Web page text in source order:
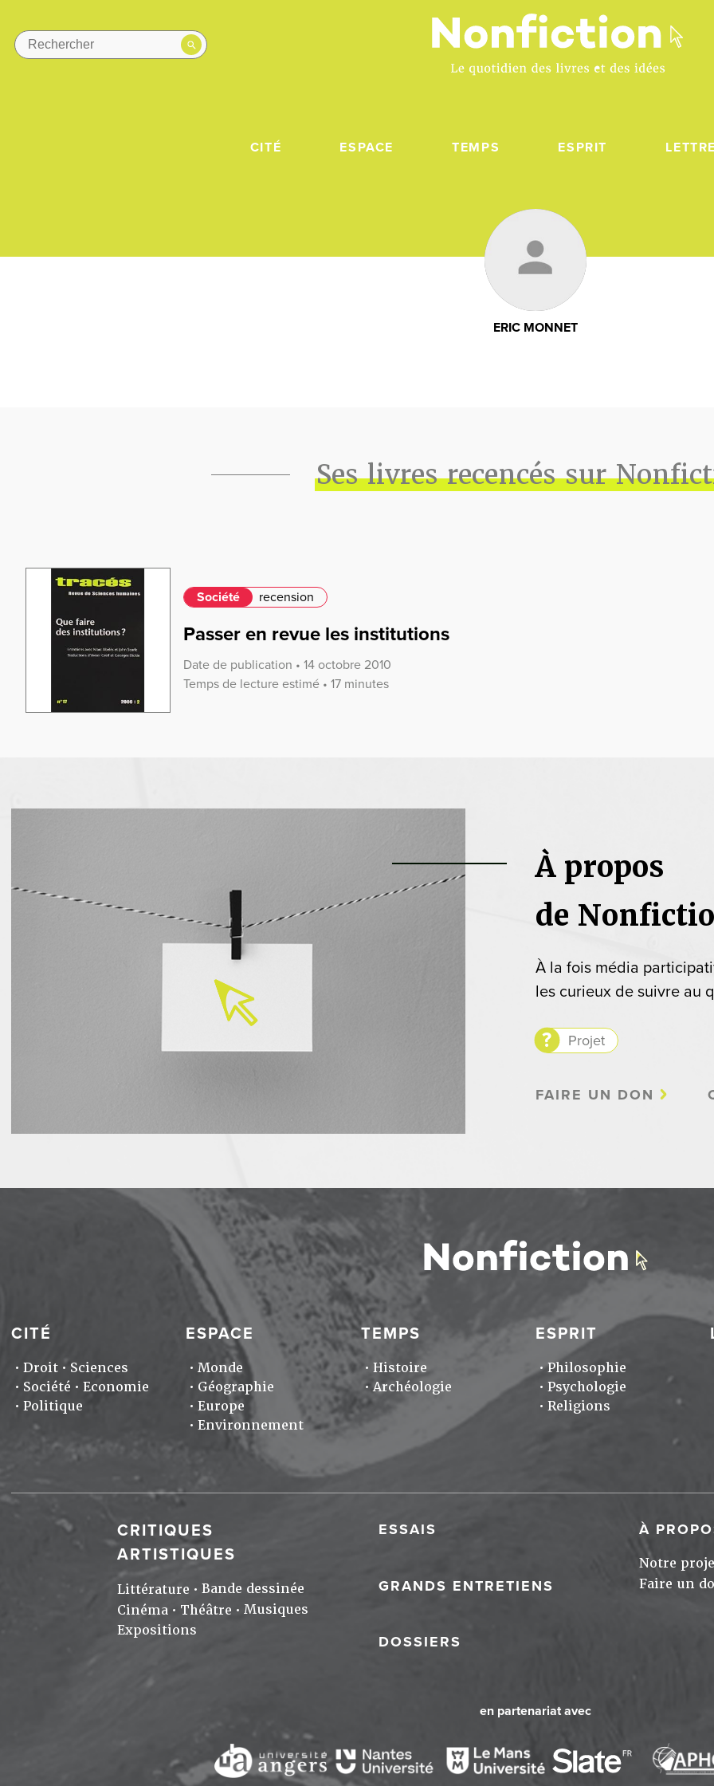
CITÉ ESPACE TEMPS ESPRIT
ERIC MONNET
Ses livres recencés sur
Société recension
Passer en revue les institutions
Date de publication • 14 octobre 2010
Temps de lecture estimé • 17 minutes
À propos
de
À la fois média
les curieux de suivre au
Projet
FAIRE UN DON
CITÉ
Droit
Sciences
Société
Economie
Politique
ESPACE
Monde
Géographie
Europe
Environnement
TEMPS
Histoire
Archéologie
ESPRIT
Philosophie
Psychologie
Religions
CRITIQUES
ARTISTIQUES
Littérature
Bande dessinée
Cinéma
Théâtre
Musiques
Expositions
ESSAIS
GRANDS ENTRETIENS
DOSSIERS
À
Notre
Faire un
en partenariat avec